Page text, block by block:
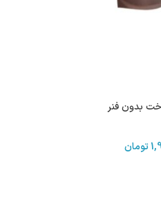
بدون فنر
تومان